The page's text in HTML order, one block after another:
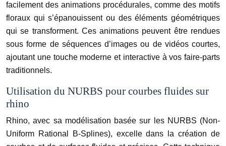
facilement des animations procédurales, comme des motifs
floraux qui s’épanouissent ou des éléments géométriques
qui se transforment. Ces animations peuvent être rendues
sous forme de séquences d’images ou de vidéos courtes,
ajoutant une touche moderne et interactive à vos faire-parts
traditionnels.
Utilisation du NURBS pour courbes fluides sur
rhino
Rhino, avec sa modélisation basée sur les NURBS (Non-
Uniform Rational B-Splines), excelle dans la création de